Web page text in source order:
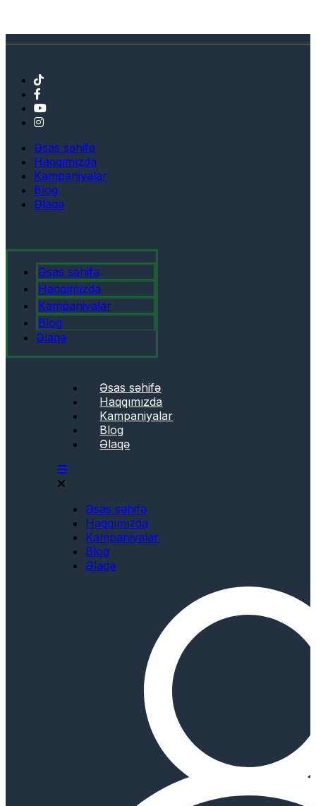
Əsas səhifə
Haqqımızda
Kampaniyalar
Blog
Əlaqə
Əsas səhifə
Haqqımızda
Kampaniyalar
Blog
Əlaqə
Əsas səhifə
Haqqımızda
Kampaniyalar
Blog
Əlaqə
Əsas səhifə
Haqqımızda
Kampaniyalar
Blog
Əlaqə